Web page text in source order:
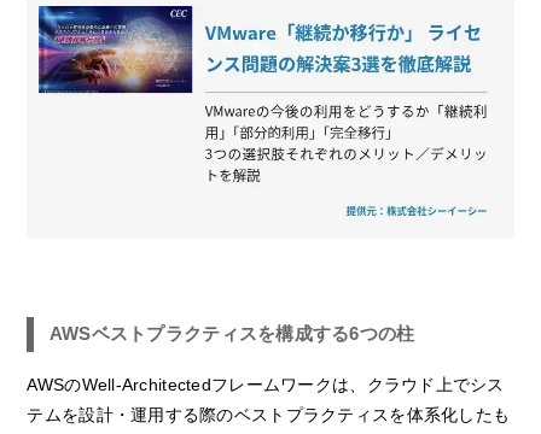
AWSベストプラクティスを構成する6つの柱
AWSのWell-Architectedフレームワークは、クラウド上でシス
テムを設計・運用する際のベストプラクティスを体系化したも